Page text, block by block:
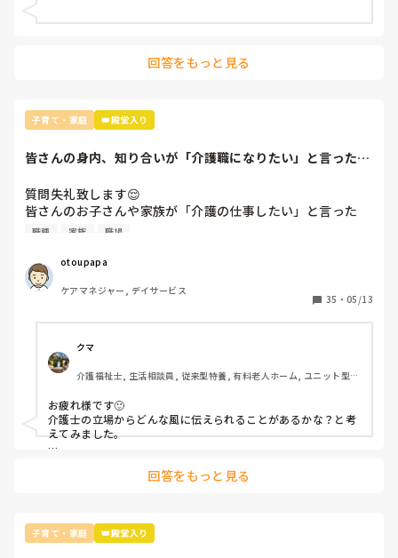
私がいない時絶対コソコソ言ってると思う。
夜は怖い。
仕事で18時過ぎたらお義母さんに怒られる。
だからなるべくスピード出して慌てて帰ってる。
ゆっくり帰れない。
ε=(･д･｀*)ﾊｧ…ってため息つきながら帰ってる。
私には居場所がない。
楽しくもない。
ほんと実家に帰りたい気分だよ(´._.｀)
癒しもなーんもないし
行きたくてもお義母さんに一言二言言っていかないと行けな
い。
ほんとため息しかつけない！
どぉにかしてほしぃ。
回答をもっと見る
子育て・家庭 👑殿堂入り
皆さんの身内、知り合いが「介護職になりたい」と言った
質問失礼致します😌
皆さんのお子さんや家族が「介護の仕事したい」と言った
ら、なんと声をかけますか？？
仕事」と書いたら、先生から「やめておきなさい」と言われ
たそうで😓
相手が高校生に限らず、皆さんだったら、介護職を選択肢に
職種 家族 職場
otoupapa
ケアマネジャー, デイサービス
35 ・ 05/13
クマ
介護福祉士, 生活相談員, 従来型特養, 有料老人ホーム, ユニット型特
お疲れ様です🙂
介護士の立場からどんな風に伝えられることがあるかな？と考
えてみました。
そこでいわゆる「福祉の理想、キラキラ介護」のような話が出
同時に、一度経験してしまえば、家庭を持ったとしてもパート
等の形でも仕事を継続しやすく(全国で常に求人があるので)共
回答をもっと見る
子育て・家庭 👑殿堂入り